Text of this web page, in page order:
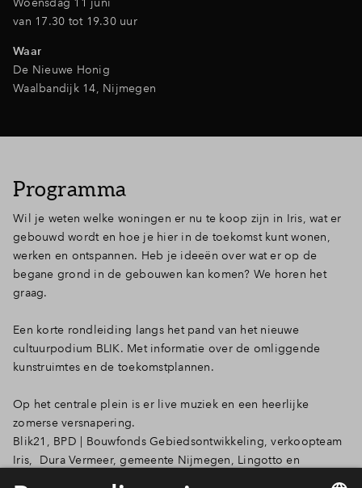
van 17.30 tot 19.30 uur
Waar
De Nieuwe Honig
Waalbandijk 14, Nijmegen
Programma
Wil je weten welke woningen er nu te koop zijn in Iris, wat er
gebouwd wordt en hoe je hier in de toekomst kunt wonen,
werken en ontspannen. Heb je ideeën over wat er op de
begane grond in de gebouwen kan komen? We horen het
graag.
Een korte rondleiding langs het pand van het nieuwe
cultuurpodium BLIK. Met informatie over de omliggende
kunstruimtes en de toekomstplannen.
Op het centrale plein is er live muziek en een heerlijke
zomerse versnapering.
Blik21, BPD | Bouwfonds Gebiedsontwikkeling, verkoopteam
Iris, Dura Vermeer, gemeente Nijmegen, Lingotto en